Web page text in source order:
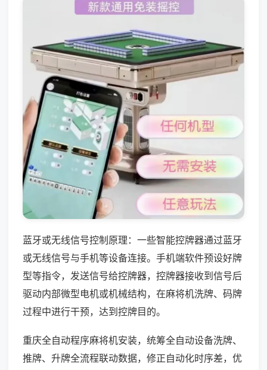
蓝牙或无线信号控制原理：一些智能控牌器通过蓝牙
或无线信号与手机等设备连接。手机端软件预设好牌
型等指令，发送信号给控牌器，控牌器接收到信号后
驱动内部微型电机或机械结构，在麻将机洗牌、码牌
过程中进行干预，达到控牌目的。
重庆全自动程序麻将机安装，统筹全自动设备洗牌、
推牌、升牌全流程联动数据，修正自动化时序差，优